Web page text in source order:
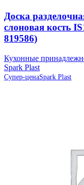
Доска
слоновая кость
819586)
Кухонные
Spark Plast
Супер-ценаSpark Plast